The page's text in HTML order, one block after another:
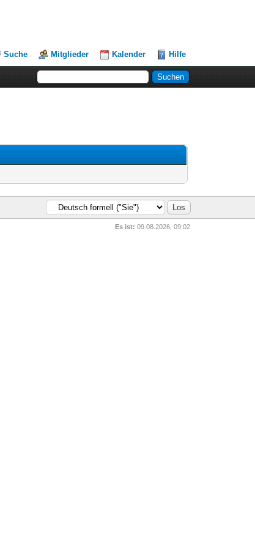
Suche Mitglieder Kalender Hilfe
Es ist: 09.08.2026, 09:02